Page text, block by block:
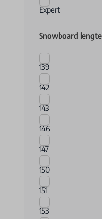
Expert
Snowboard lengte
139
142
143
146
147
150
151
153